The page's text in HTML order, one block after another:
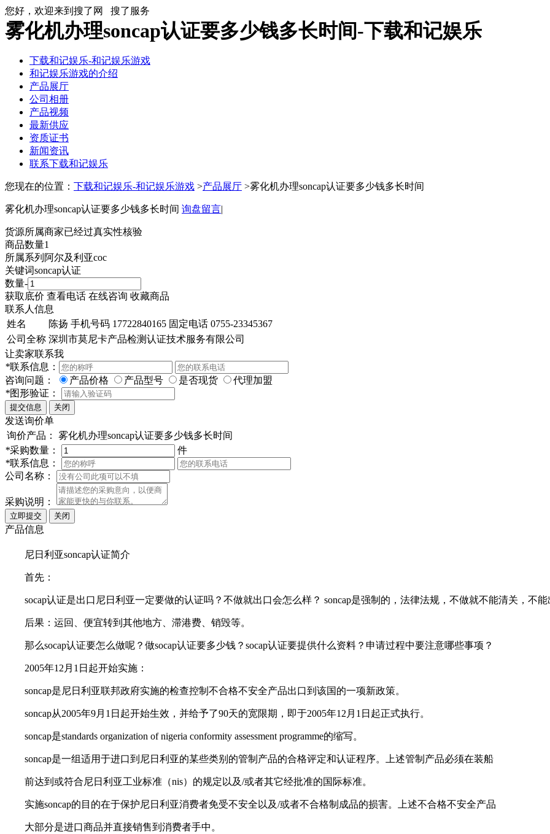
您好，欢迎来到搜了网 搜了服务
雾化机办理soncap认证要多少钱多长时间-下载和记娱乐
下载和记娱乐-和记娱乐游戏
和记娱乐游戏的介绍
产品展厅
公司相册
产品视频
最新供应
资质证书
新闻资讯
联系下载和记娱乐
您现在的位置： 下载和记娱乐-和记娱乐游戏 >产品展厅 >雾化机办理soncap认证要多少钱多长时间
雾化机办理soncap认证要多少钱多长时间 询盘留言|
货源所属商家已经过真实性核验
商品数量1
所属系列 阿尔及利亚coc
关键词soncap认证
数量-
获取底价 查看电话 在线咨询 收藏商品
联系人信息
姓名
陈扬 手机号码 17722840165 固定电话 0755-23345367
公司全称 深圳市莫尼卡产品检测认证技术服务有限公司
让卖家联系我
*联系信息：
咨询问题：
产品价格 产品型号 是否现货
代理加盟
*图形验证：
发送询价单
询价产品：
雾化机办理soncap认证要多少钱多长时间
*采购数量：
件
*联系信息：
公司名称：
采购说明：
产品信息
尼日利亚soncap认证简介
首先：
socap认证是出口尼日利亚一定要做的认证吗？不做就出口会怎么样？ soncap是强制的，法律法规，不做就不能清关，不能
后果：运回、便宜转到其他地方、滞港费、销毁等。
那么socap认证要怎么做呢？做socap认证要多少钱？socap认证要提供什么资料？申请过程中要注意哪些事项？
2005年12月1日起开始实施：
soncap是尼日利亚联邦政府实施的检查控制不合格不安全产品出口到该国的一项新政策。
soncap从2005年9月1日起开始生效，并给予了90天的宽限期，即于2005年12月1日起正式执行。
soncap是standards organization of nigeria conformity assessment programme的缩写。
soncap是一组适用于进口到尼日利亚的某些类别的管制产品的合格评定和认证程序。上述管制产品必须在装船
前达到或符合尼日利亚工业标准（nis）的规定以及/或者其它经批准的国际标准。
实施soncap的目的在于保护尼日利亚消费者免受不安全以及/或者不合格制成品的损害。上述不合格不安全产品
大部分是进口商品并直接销售到消费者手中。